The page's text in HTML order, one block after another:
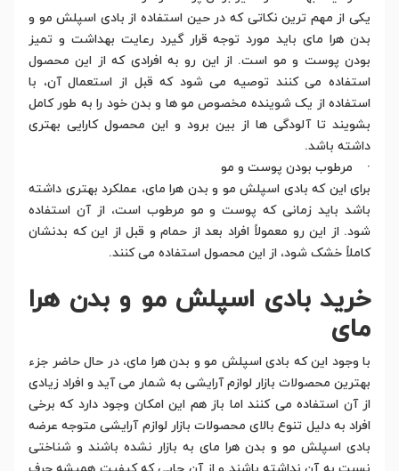
یکی از مهم ترین نکاتی که در حین استفاده از بادی اسپلش مو و
بدن هرا مای باید مورد توجه قرار گیرد رعایت بهداشت و تمیز
بودن پوست و مو است. از این رو به افرادی که از این محصول
استفاده می کنند توصیه می شود که قبل از استعمال آن، با
استفاده از یک شوینده مخصوص مو ها و بدن خود را به طور کامل
بشویند تا آلودگی ها از بین برود و این محصول کارایی بهتری
داشته باشد.
· مرطوب بودن پوست و مو
برای این که بادی اسپلش مو و بدن هرا مای، عملکرد بهتری داشته
باشد باید زمانی که پوست و مو مرطوب است، از آن استفاده
شود. از این رو معمولاً افراد بعد از حمام و قبل از این که بدنشان
کاملاً خشک شود، از این محصول استفاده می کنند.
خرید بادی اسپلش مو و بدن هرا
مای
با وجود این که بادی اسپلش مو و بدن هرا مای، در حال حاضر جزء
بهترین محصولات بازار لوازم آرایشی به شمار می آید و افراد زیادی
از آن استفاده می کنند اما باز هم این امکان وجود دارد که برخی
افراد به دلیل تنوع بالای محصولات بازار لوازم آرایشی متوجه عرضه
بادی اسپلش مو و بدن هرا مای به بازار نشده باشند و شناختی